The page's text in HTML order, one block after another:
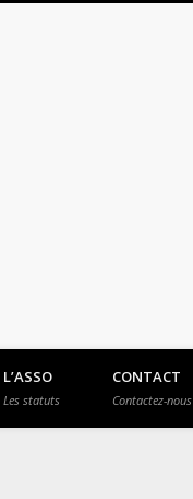
L’ASSO
Les statuts
CONTACT
Contactez-nous